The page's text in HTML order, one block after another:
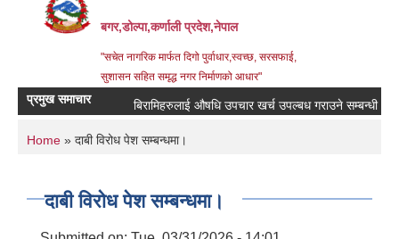
बगर,डोल्पा,कर्णाली प्रदेश,नेपाल
"सचेत नागरिक मार्फत दिगो पुर्वाधार,स्वच्छ, सरसफाई,
सुशासन सहित समृद्ध नगर निर्माणको आधार"
प्रमुख समाचार बिरामिहरुलाई ‍‌औषधि उपचार खर्च उपल्बध गराउने सम्बन्धी अत्यन्त
You are here
Home » दाबी विरोध पेश सम्बन्धमा।
दाबी विरोध पेश सम्बन्धमा।